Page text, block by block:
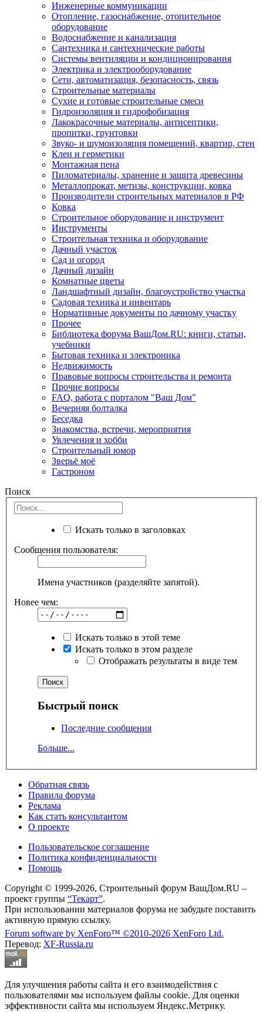
Инженерные коммуникации
Отопление, газоснабжение, отопительное
оборудование
Водоснабжение и канализация
Сантехника и сантехнические работы
Системы вентиляции и кондиционирования
Электрика и электрооборудование
Сети, автоматизация, безопасность, связь
Строительные материалы
Сухие и готовые строительные смеси
Гидроизоляция и гидрофобизация
Лакокрасочные материалы, антисептики,
пропитки, грунтовки
Звуко- и шумоизоляция помещений, квартир, стен
Клеи и герметики
Монтажная пена
Пиломатериалы, хранение и защита древесины
Металлопрокат, метизы, конструкции, ковка
Производители строительных материалов в РФ
Ковка
Строительное оборудование и инструмент
Инструменты
Строительная техника и оборудование
Дачный участок
Сад и огород
Дачный дизайн
Комнатные цветы
Ландшафтный дизайн, благоустройство участка
Садовая техника и инвентарь
Нормативные документы по дачному участку
Прочее
Библиотека форума ВашДом.RU: книги, статьи,
учебники
Бытовая техника и электроника
Недвижимость
Правовые вопросы строительства и ремонта
Прочие вопросы
FAQ, работа с порталом "Ваш Дом"
Вечерняя болталка
Беседка
Знакомства, встречи, мероприятия
Увлечения и хобби
Строительный юмор
Зверьё моё
Гастроном
Поиск
Искать только в заголовках
Сообщения пользователя:
Имена участников (разделяйте запятой).
Новее чем:
Искать только в этой теме
Искать только в этом разделе
Отображать результаты в виде тем
Быстрый поиск
Последние сообщения
Больше...
Обратная связь
Правила форума
Реклама
Как стать консультантом
О проекте
Пользовательское соглашение
Политика конфиденциальности
Помощь
Copyright © 1999-2026, Строительный форум ВашДом.RU –
проект группы “Текарт”.
При использовании материалов форума не забудьте поставить
активную прямую ссылку.
Forum software by XenForo™ ©2010-2026 XenForo Ltd.
Перевод: XF-Russia.ru
Для улучшения работы сайта и его взаимодействия с
пользователями мы используем файлы cookie. Для оценки
эффективности сайта мы используем Яндекс.Метрику.